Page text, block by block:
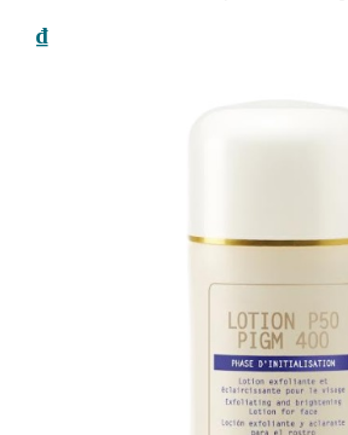
₫